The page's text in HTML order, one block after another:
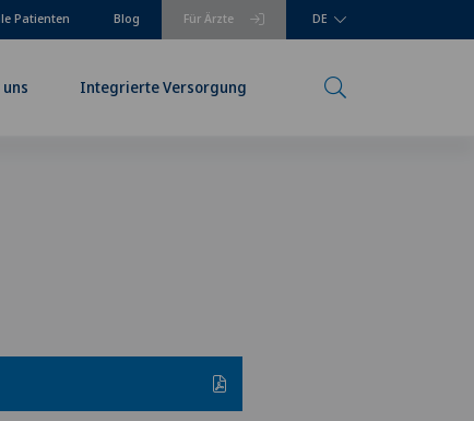
Für Ärzte
Patienten Blog DE
Integrierte Versorgung